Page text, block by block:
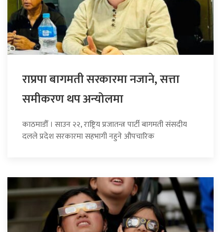
राप्रपा बागमती सरकारमा नजाने, सत्ता
समीकरण थप अन्योलमा
काठमाडौँ । साउन २२, राष्ट्रिय प्रजातन्त्र पार्टी बागमती संसदीय
दलले प्रदेश सरकारमा सहभागी नहुने औपचारिक